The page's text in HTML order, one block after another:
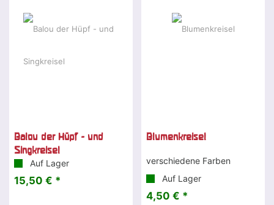
Balou der Hüpf - und
Singkreisel
Auf Lager
15,50 € *
Blumenkreisel
verschiedene Farben
Auf Lager
4,50 € *